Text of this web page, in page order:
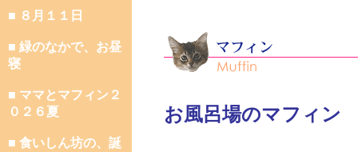
■ ８月１１日
■ 緑のなかで、お昼
寝
■ ママとマフィン２
０２６夏
■ 食いしん坊の、誕
お風呂場のマフィン